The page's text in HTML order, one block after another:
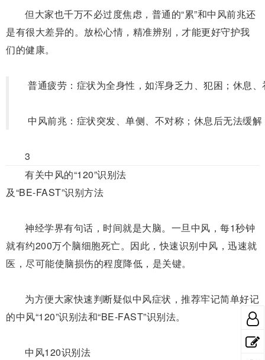
但大家也千万不必过度焦虑，普通的“累”和中风前兆还
是有很大差异的。 放松心情， 精准辨别， 才能更好守护我
们的健康。
普通疲劳： 症状为全身性，如浑身乏力、犯困；休息
中风前兆： 症状突发、单侧、不对称；休息后无法缓
3
有关中风的“120”识别法
及“BE-FAST”识别方法
神经学界有句话，时间就是大脑。一旦中风，每1秒钟
就有约200万个脑细胞死亡。因此，快速识别中风，迅速就
医，尽可能使脑损伤的程度降低，是关键。
为方便大家快速判断疑似中风症状，推荐牢记简单好记
的中风“120”识别法和“BE-FAST”识别法。
中风120识别法